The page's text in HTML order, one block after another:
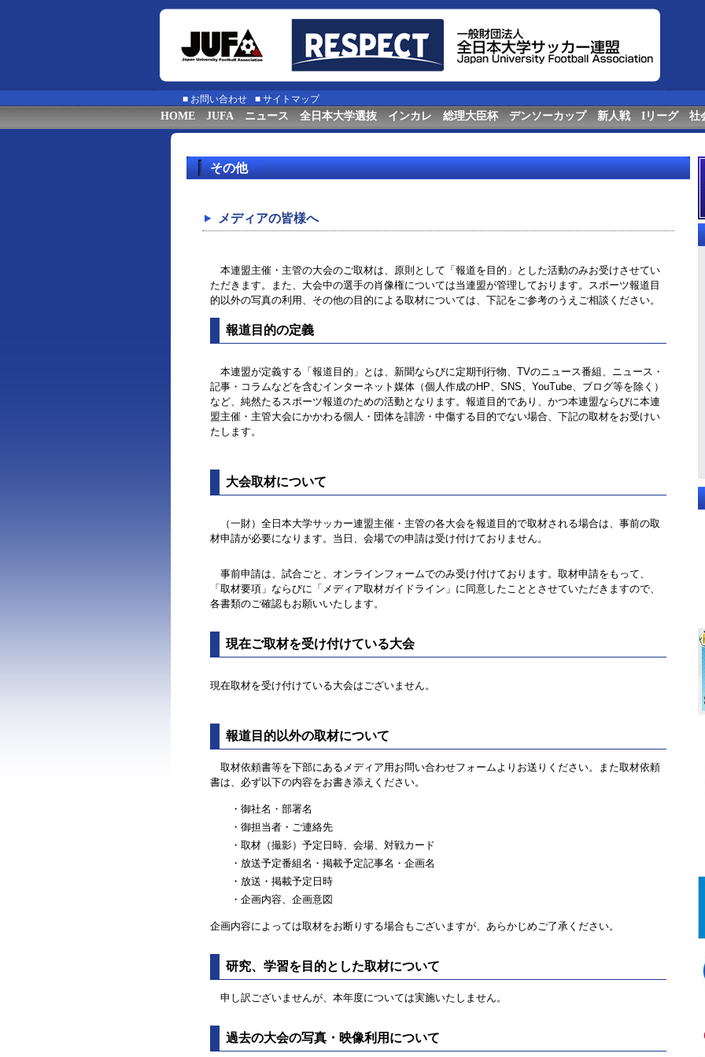
■ お問い合わせ ■ サイトマップ
HOME JUFA ニュース 全日本大学選抜 インカレ 総理大臣杯 デンソーカップ 新人戦 Iリーグ 社
その他
メディアの皆様へ
本連盟主催・主管の大会のご取材は、原則として「報道を目的」とした活動のみお受けさせてい
ただきます。また、大会中の選手の肖像権については当連盟が管理しております。スポーツ報道目
的以外の写真の利用、その他の目的による取材については、下記をご参考のうえご相談ください。
報道目的の定義
本連盟が定義する「報道目的」とは、新聞ならびに定期刊行物、TVのニュース番組、ニュース・
記事・コラムなどを含むインターネット媒体（個人作成のHP、SNS、YouTube、ブログ等を除く）
など、純然たるスポーツ報道のための活動となります。報道目的であり、かつ本連盟ならびに本連
盟主催・主管大会にかかわる個人・団体を誹謗・中傷する目的でない場合、下記の取材をお受けい
たします。
大会取材について
（一財）全日本大学サッカー連盟主催・主管の各大会を報道目的で取材される場合は、事前の取
材申請が必要になります。当日、会場での申請は受け付けておりません。
事前申請は、試合ごと、オンラインフォームでのみ受け付けております。取材申請をもって、
「取材要項」ならびに「メディア取材ガイドライン」に同意したこととさせていただきますので、
各書類のご確認もお願いいたします。
現在ご取材を受け付けている大会
現在取材を受け付けている大会はございません。
報道目的以外の取材について
取材依頼書等を下部にあるメディア用お問い合わせフォームよりお送りください。また取材依頼
書は、必ず以下の内容をお書き添えください。
・御社名・部署名
・御担当者・ご連絡先
・取材（撮影）予定日時、会場、対戦カード
・放送予定番組名・掲載予定記事名・企画名
・放送・掲載予定日時
・企画内容、企画意図
企画内容によっては取材をお断りする場合もございますが、あらかじめご了承ください。
研究、学習を目的とした取材について
申し訳ございませんが、本年度については実施いたしません。
過去の大会の写真・映像利用について